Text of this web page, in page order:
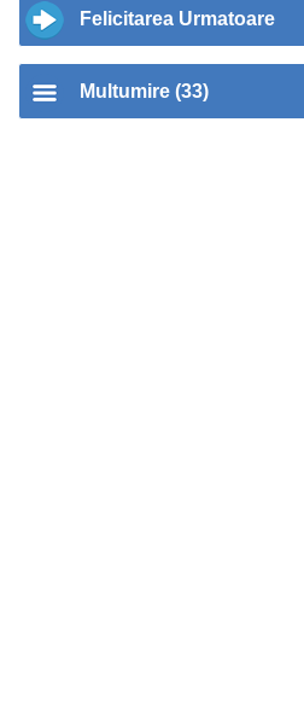
Felicitarea Urmatoare
Multumire (33)